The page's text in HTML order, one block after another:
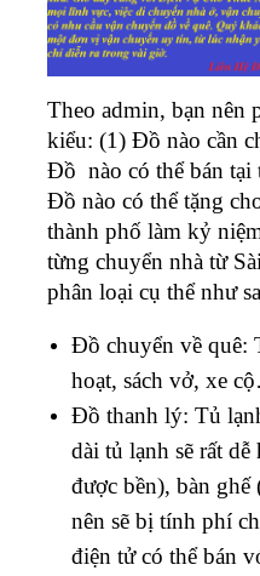
Theo admin, bạn nên
kiểu: (1) Đồ nào cần
Đồ nào có thể bán tại
Đồ nào có thể tặng
thành phố làm kỷ
từng chuyển nhà từ
phân loại cụ thể như
Đồ chuyển về quê:
hoạt, sách vở, xe
Đồ thanh lý: Tủ
dài tủ lạnh sẽ rất
được bền), bàn
nên sẽ bị tính phí
điện tử có thể bán